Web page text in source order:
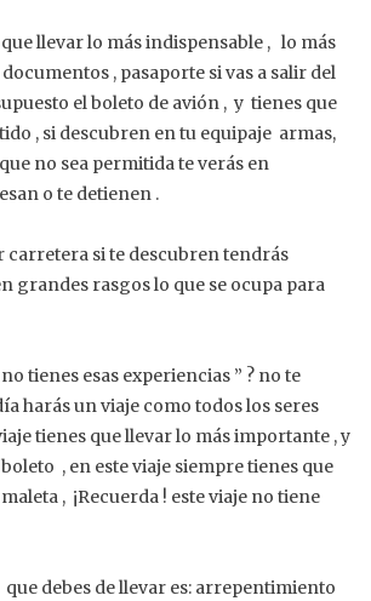
llevar lo más indispensable , lo más
, pasaporte si vas a salir del
el boleto de avión , y tienes que
, si descubren en tu equipaje armas,
no sea permitida te verás en
o te detienen .
carretera si te descubren tendrás
grandes rasgos lo que se ocupa para
tienes esas experiencias ” ? no te
harás un viaje como todos los seres
tienes que llevar lo más importante , y
, en este viaje siempre tienes que
, ¡Recuerda ! este viaje no tiene
debes de llevar es: arrepentimiento